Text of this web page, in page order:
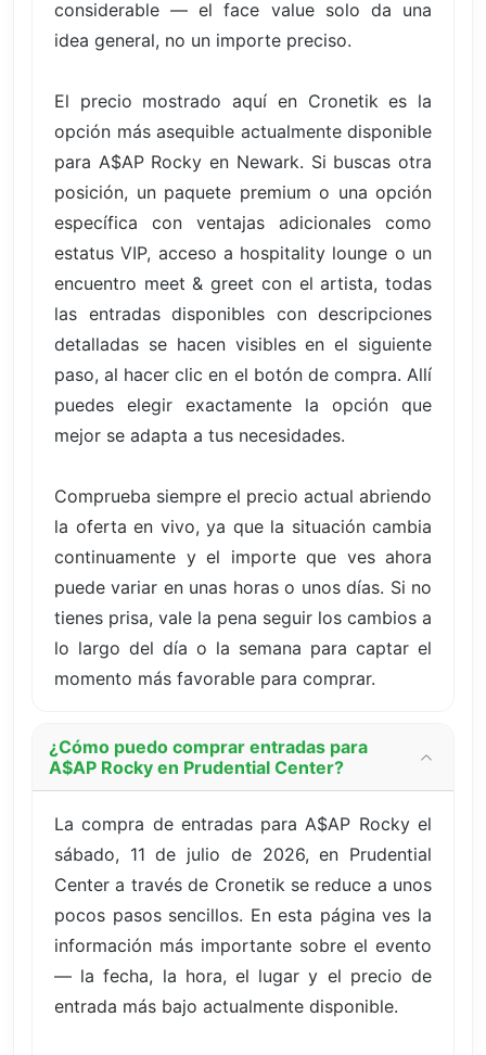
considerable — el face value solo da una
idea general, no un importe preciso.
El precio mostrado aquí en Cronetik es la
opción más asequible actualmente disponible
para A$AP Rocky en Newark. Si buscas otra
posición, un paquete premium o una opción
específica con ventajas adicionales como
estatus VIP, acceso a hospitality lounge o un
encuentro meet & greet con el artista, todas
las entradas disponibles con descripciones
detalladas se hacen visibles en el siguiente
paso, al hacer clic en el botón de compra. Allí
puedes elegir exactamente la opción que
mejor se adapta a tus necesidades.
Comprueba siempre el precio actual abriendo
la oferta en vivo, ya que la situación cambia
continuamente y el importe que ves ahora
puede variar en unas horas o unos días. Si no
tienes prisa, vale la pena seguir los cambios a
lo largo del día o la semana para captar el
momento más favorable para comprar.
¿Cómo puedo comprar entradas para
A$AP Rocky en Prudential Center?
La compra de entradas para A$AP Rocky el
sábado, 11 de julio de 2026, en Prudential
Center a través de Cronetik se reduce a unos
pocos pasos sencillos. En esta página ves la
información más importante sobre el evento
— la fecha, la hora, el lugar y el precio de
entrada más bajo actualmente disponible.